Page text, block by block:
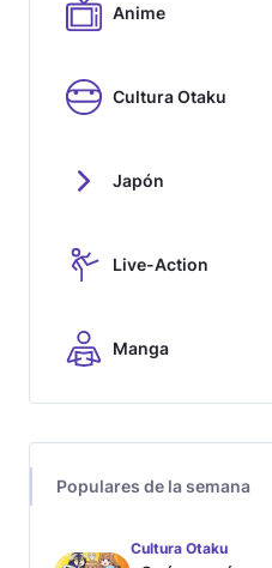
Anime
Cultura Otaku
Japón
Live-Action
Manga
Populares de la semana
Cultura Otaku